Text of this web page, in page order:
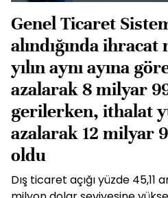
Genel Ticaret
alındığında
yılın aynı ayına
azalarak 8 milyar
gerilerken, ithalat
azalarak 12 milyar
oldu
Dış ticaret açığı yüzde 45,11